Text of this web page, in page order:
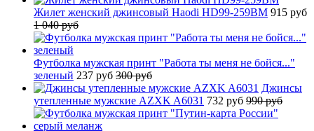
Жилет женский джинсовый Haodi HD99-259BM 915 руб
1 040 руб
Футболка мужская принт "Работа ты меня не бойся..."
зеленый 237 руб 300 руб
Джинсы
утепленные мужские AZXK A6031 732 руб 990 руб